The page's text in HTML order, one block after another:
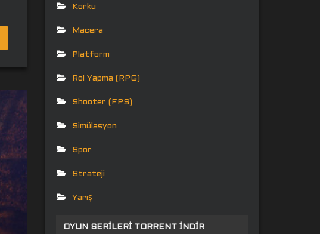
Korku
Macera
Platform
Rol Yapma (RPG)
Shooter (FPS)
Simülasyon
Spor
Strateji
Yarış
OYUN SERILERI TORRENT İNDIR